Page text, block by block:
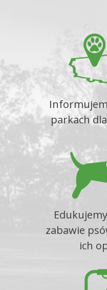
parkach
zabawie
ich